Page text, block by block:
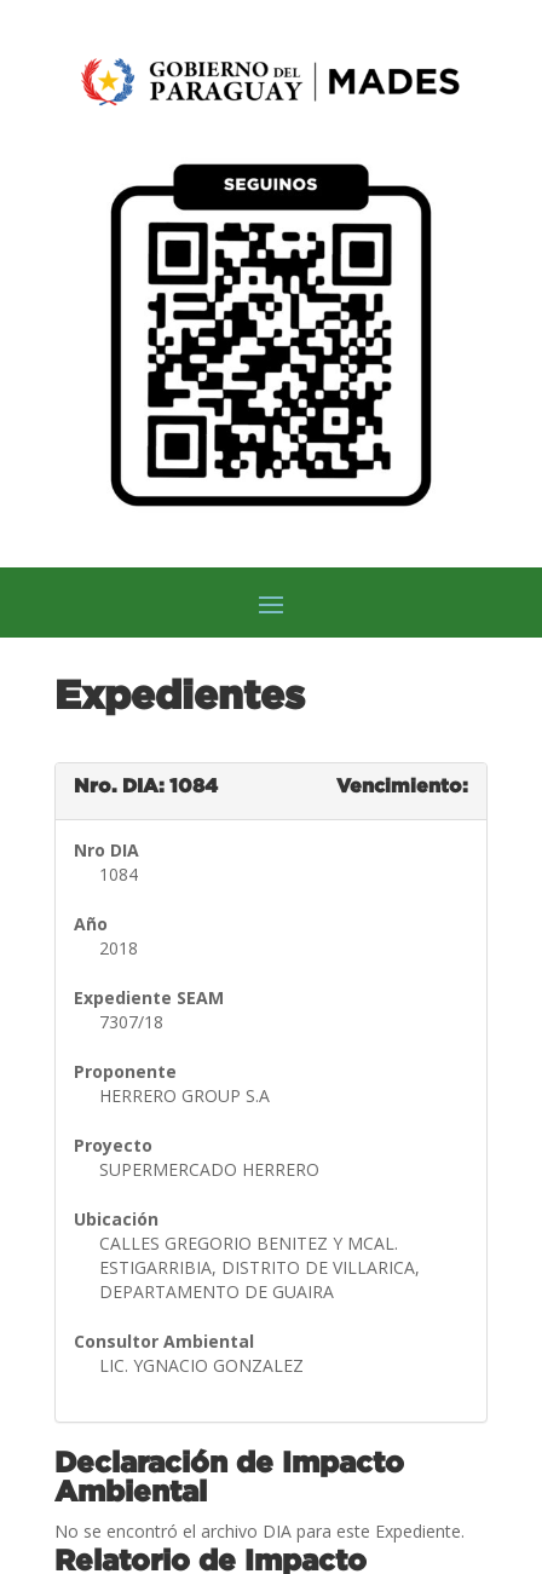
Expedientes
Nro. DIA: 1084 Vencimiento:
Nro DIA
1084
Año
2018
Expediente SEAM
7307/18
Proponente
HERRERO GROUP S.A
Proyecto
SUPERMERCADO HERRERO
Ubicación
CALLES GREGORIO BENITEZ Y MCAL.
ESTIGARRIBIA, DISTRITO DE VILLARICA,
DEPARTAMENTO DE GUAIRA
Consultor Ambiental
LIC. YGNACIO GONZALEZ
Declaración de Impacto
Ambiental
No se encontró el archivo DIA para este Expediente.
Relatorio de Impacto